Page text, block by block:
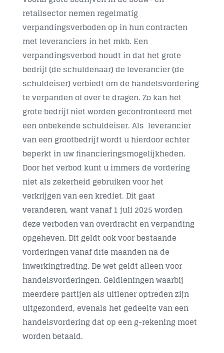
Contact
retailsector nemen regelmatig
verpandingsverboden op in hun contracten
met leveranciers in het mkb. Een
verpandingsverbod houdt in dat het grote
bedrijf (de schuldenaar) de leverancier (de
schuldeiser) verbiedt om de handelsvordering
te verpanden of over te dragen. Zo kan het
grote bedrijf niet worden geconfronteerd met
een onbekende schuldeiser. Als leverancier
van een grootbedrijf wordt u hierdoor echter
beperkt in uw financieringsmogelijkheden.
Door het verbod kunt u immers de vordering
niet als zekerheid gebruiken voor het
verkrijgen van een krediet. Dit gaat
veranderen, want vanaf1 juli 2025worden
deze verboden van overdracht en verpanding
opgeheven. Dit geldt ook voor bestaande
vorderingen vanaf drie maanden na de
inwerkingtreding. De wet geldt alleen voor
handelsvorderingen. Geldleningen waarbij
meerdere partijen als uitlener optreden zijn
uitgezonderd, evenals het gedeelte van een
handelsvordering dat op een g-rekening moet
worden betaald.